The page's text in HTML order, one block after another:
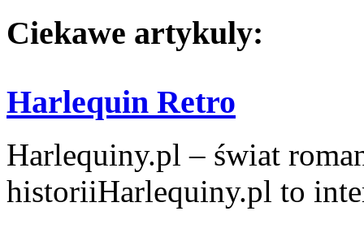
Ciekawe artykuly:
Harlequin Retro
Harlequiny.pl – świat
historiiHarlequiny.pl to